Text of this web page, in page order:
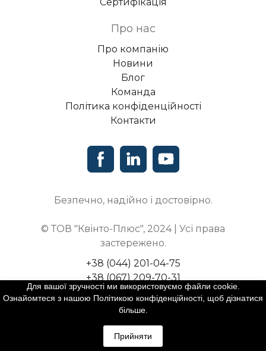
Сертифікація
Про нас
Про компанію
Новини
Блог
Команда
Політика конфіденційності
Контакти
Безпечно, надійно і достовірно.
© ТОВ "Квінто-Плюс", 2024 | Усі права
застережено.
+38 (044) 201-04-75
+38 (067) 209-70-31
бул. Вацлава Гавела, 4, оф. 809
Київ, Україна, 03124
Для вашої зручності ми використовуємо файли cookie.
Ознайомтеся з нашою Політикою конфіденційності, щоб дізнатися
більше.
Прийняти